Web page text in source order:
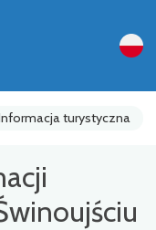
turystyczna